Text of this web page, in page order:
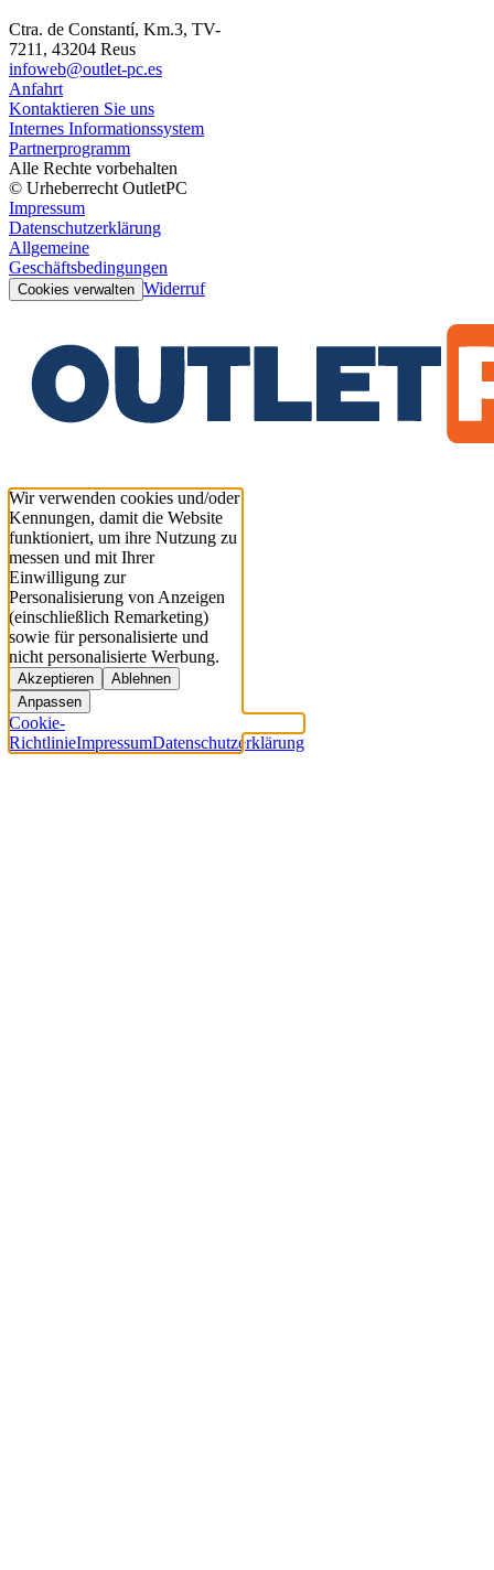
Ctra. de Constantí, Km.3, TV-
7211, 43204 Reus
infoweb@outlet-pc.es
Anfahrt
Kontaktieren Sie uns
Internes Informationssystem
Partnerprogramm
Alle Rechte vorbehalten
© Urheberrecht OutletPC
Impressum
Datenschutzerklärung
Allgemeine
Geschäftsbedingungen
Cookies verwalten Widerruf
Wir verwenden cookies und/oder
Kennungen, damit die Website
funktioniert, um ihre Nutzung zu
messen und mit Ihrer
Einwilligung zur
Personalisierung von Anzeigen
(einschließlich Remarketing)
sowie für personalisierte und
nicht personalisierte Werbung.
Akzeptieren
Ablehnen
Anpassen
Cookie-
RichtlinieImpressumDatenschutzerklärung